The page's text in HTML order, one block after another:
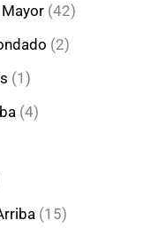
(42)
(2)
(1)
(4)
(15)